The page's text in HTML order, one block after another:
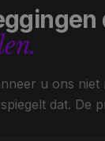
u ons niet
dat. De